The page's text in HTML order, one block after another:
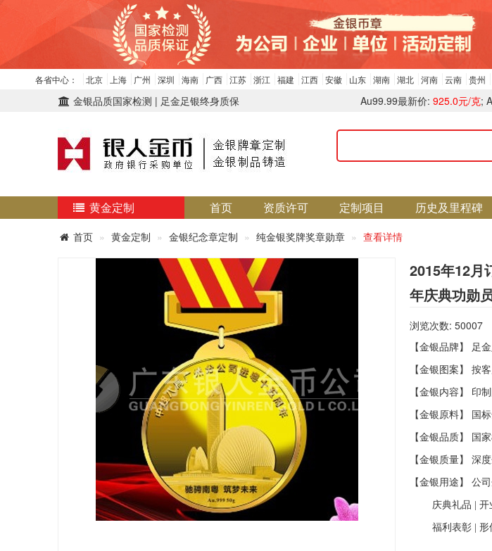
各省中心： 北京 上海 广州 深圳 海南 广西 江苏 浙江 福建 江西 安徽 山东 湖南 湖北 河南 云南 贵州
金银品质国家检测 | 足金足银终身质保 Au99.99最新价: 925.0元/克;
黄金定制 首页 资质许可 定制项目 历史及里程碑
首页 黄金定制 金银纪念章定制 纯金银奖牌奖章勋章 查看详情
2015年12
年庆典功勋
浏览次数: 50007
【金银品牌】 足
【金银图案】 按
【金银内容】 印
【金银原料】 国
【金银品质】 国
【金银质量】 深
【金银用途】 公
庆典礼品 开
福利表彰 形